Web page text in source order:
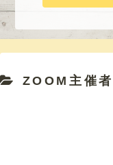
ZOOM主催